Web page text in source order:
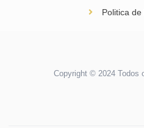
Politica
Copyright © 2024 Todos